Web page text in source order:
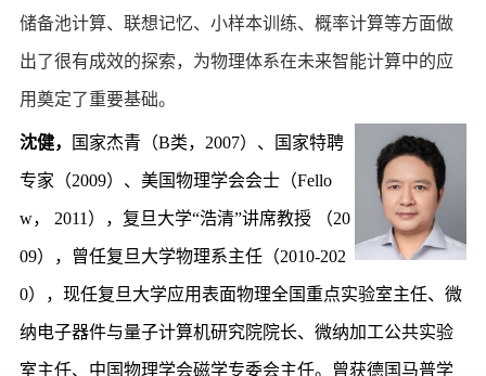
储备池计算、联想记忆、小样本训练、概率计算等方面做
出了很有成效的探索，为物理体系在未来智能计算中的应
用奠定了重要基础。
沈健， 国家杰青（B类， 2007）、国家特聘
专家（2009）、美国物理学会会士（Fello
w， 2011 ），复旦大学“浩清”讲席教授 （20
09），曾任复旦大学物理系主任（2010-202
0），现任复旦大学应用表面物理全国重点实验室主任、微
纳电子器件与量子计算机研究院院长、微纳加工公共实验
室主任、中国物理学会磁学专委会主任。曾获德国马普学